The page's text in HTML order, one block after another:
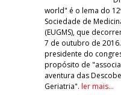
world" é o lema do
Sociedade de
(EUGMS), que
7 de outubro de
presidente do
propósito de
aventura das
Geriatria". ler mais...